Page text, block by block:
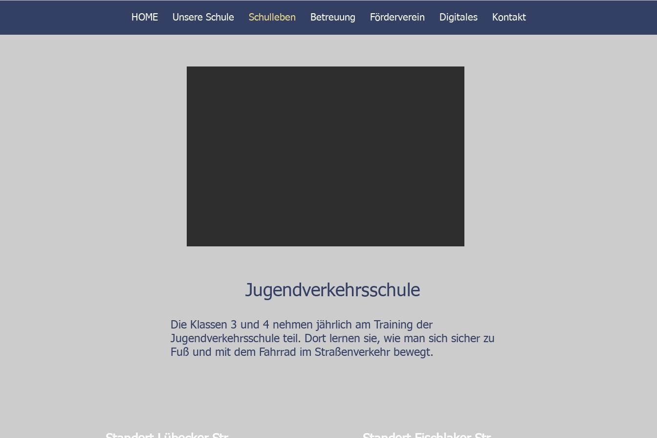
HOME Unsere Schule Schulleben Betreuung Förderverein Digitales Kontakt
Jugendverkehrsschule
Die Klassen 3 und 4 nehmen jährlich am Training der
Jugendverkehrsschule teil. Dort lernen sie, wie man sich sicher zu
Fuß und mit dem Fahrrad im Straßenverkehr bewegt.